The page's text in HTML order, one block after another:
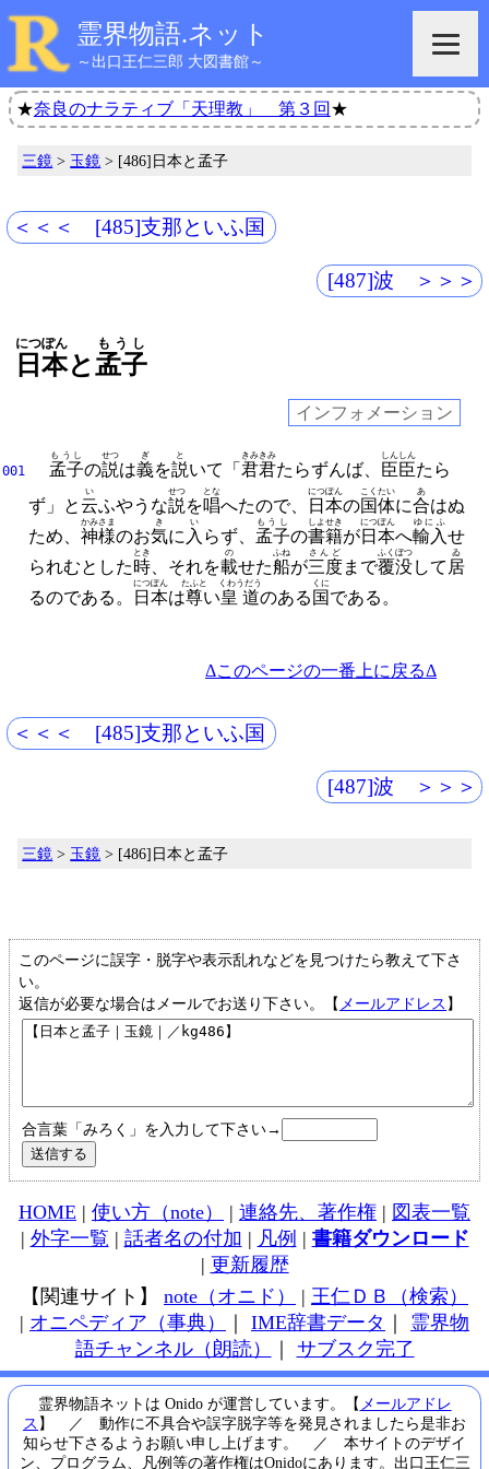
霊界物語.ネット
～出口王仁三郎 大図書館～
★奈良のナラティブ「天理教」 第３回 ★
三鏡 > 玉鏡 > [486]日本と孟子
＜＜＜ [485]支那といふ国
[487]波 ＞＞＞
日本
につぽん
と 孟子
もうし
インフォメーション
001 孟子
もうし
の説
せつ
は義
ぎ
を説
と
いて「君
きみ
君
きみ
たらずんば、 臣
しん
臣
しん
たら
ず」と云
い
ふやうな説
せつ
を唱
とな
へたので、 日本
につぽん
の国体
こくたい
に合
あ
はぬ
ため、 神様
かみさま
のお気
き
に 入
い
らず、 孟子
もうし
の書籍
しよせき
が日本
につぽん
へ輸入
ゆにふ
せ
られむとした時
とき
、 それを載
の
せた船
ふね
が三度
さんど
まで覆没
ふくぼつ
して 居
ゐ
るのである。 日本
につぽん
は尊
たふと
い皇道
くわうだう
のある 国
くに
である。
Δこのページの一番上に戻るΔ
＜＜＜ [485]支那といふ国
[487]波 ＞＞＞
三鏡 > 玉鏡 > [486]日本と孟子
このページに誤字・脱字や表示乱れなどを見つけたら教えて下さ
い。
返信が必要な場合はメールでお送り下さい。【 メールアドレス 】
合言葉「みろく」を入力して下さい→
HOME | 使い方（note） | 連絡先、著作権 | 図表一覧
| 外字一覧 | 話者名の付加 | 凡例 | 書籍ダウンロード
| 更新履歴
【関連サイト】 note（オニド） | 王仁ＤＢ（検索）
| オニペディア（事典） ｜ IME辞書データ ｜ 霊界物
語チャンネル（朗読）
｜ サブスク完了
霊界物語ネットは Onido が運営しています。【 メールアドレ
ス 】 ／ 動作に不具合や誤字脱字等を発見されましたら是非お
知らせ下さるようお願い申し上げます。 ／ 本サイトのデザイ
ン、プログラム、凡例等の著作権はOnidoにあります。出口王仁三